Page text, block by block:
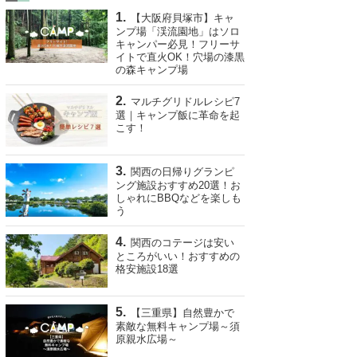
【大阪府貝塚市】キャ
ンプ場「渓流園地」はソロ
キャンパー必見！フリーサ
イトで直火OK！穴場の漆黒
の森キャンプ場
マルチグリドルレシピ7
選｜キャンプ飯に革命を起
こす！
関西の日帰りグランピ
ング施設おすすめ20選！お
しゃれにBBQなどを楽しも
う
関西のコテージは安い
ところがいい！おすすめの
格安施設18選
【三重県】自然豊かで
素敵な無料キャンプ場～須
原親水広場～